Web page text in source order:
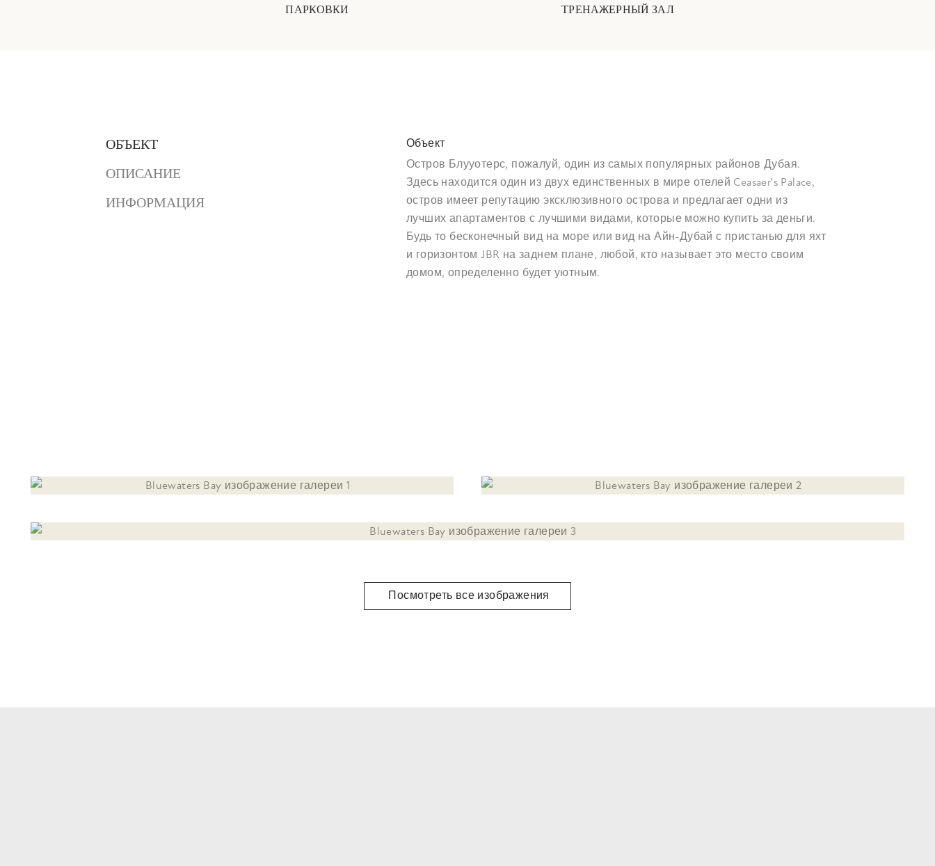
ПАРКОВКИ
ТРЕНАЖЕРНЫЙ ЗАЛ
ОБЪЕКТ
ОПИСАНИЕ
ИНФОРМАЦИЯ
Объект
Остров Блууотерс, пожалуй, один из самых популярных районов Дубая.
Здесь находится один из двух единственных в мире отелей Ceasaer's Palace,
остров имеет репутацию эксклюзивного острова и предлагает одни из
лучших апартаментов с лучшими видами, которые можно купить за деньги.
Будь то бесконечный вид на море или вид на Айн-Дубай с пристанью для яхт
и горизонтом JBR на заднем плане, любой, кто называет это место своим
домом, определенно будет уютным.
Посмотреть все изображения